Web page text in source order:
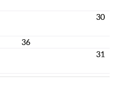
30
36
31